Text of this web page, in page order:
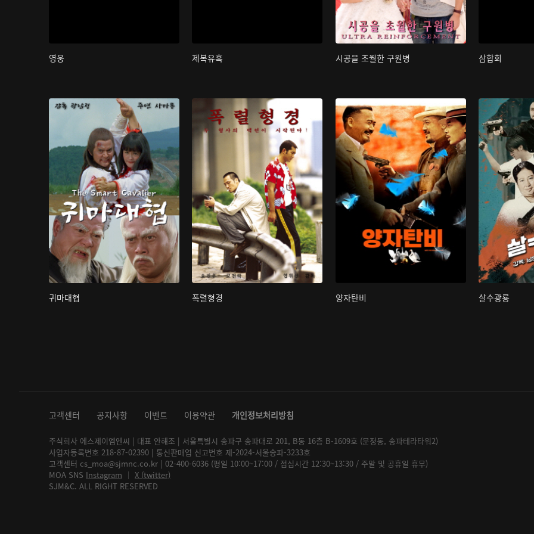
영웅 제복유혹 시공을 초월한 구원병 삼합회
귀마대협 폭렬형경 양자탄비 살수광룡
고객센터 공지사항 이벤트 이용약관 개인정보처리방침
주식회사 에스제이엠엔씨 | 대표 안해조 | 서울특별시 송파구 송파대로 201, B동 16층 B-1609호 (문정동, 송파테라타워2)
사업자등록번호 218-87-02390 | 통신판매업 신고번호 제-2024-서울송파-3233호
고객센터 cs_moa@sjmnc.co.kr | 02-400-6036 (평일 10:00~17:00 / 점심시간 12:30~13:30 / 주말 및 공휴일 휴무)
MOA SNS Instagram │ X (twitter)
SJM&C. ALL RIGHT RESERVED